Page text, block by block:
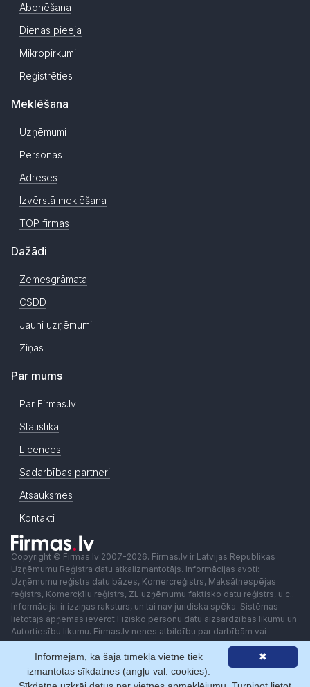
Abonēšana
Dienas pieeja
Mikropirkumi
Reģistrēties
Meklēšana
Uzņēmumi
Personas
Adreses
Izvērstā meklēšana
TOP firmas
Dažādi
Zemesgrāmata
CSDD
Jauni uzņēmumi
Ziņas
Par mums
Par Firmas.lv
Statistika
Licences
Sadarbības partneri
Atsauksmes
Kontakti
Copyright © Firmas.lv 2007-2026. Firmas.lv ir Latvijas Republikas
Uzņēmumu Reģistra datu atkalizmantotājs. Informācijas avoti:
Uzņēmumu reģistra datu bāzes, Komercreģistrs, Maksātnespējas
reģistrs, Komercķīlu reģistrs, ZL uzņēmumu faktisko datu reģistrs, u.c..
Informācijai ir izziņas raksturs, un tai nav juridiska spēka. Sistēmas
lietotājs apņemas ievērot Fizisko personu datu aizsardzības likumu un
Autortiesību likumu. Firmas.lv nenes atbildību par darbībām vai
lēmumiem, kas balstīti uz saņemto pakalpojumu. Lietotājam aizliegts
izmantot jebkādas automatizētas sistēmas vai iekārtas (robotus)
piekļuvei sistēmai bez rakstiskas saskaņošanas ar Firmas.lv. Galvenā
redaktore: Ingūna Pempere.
✖
Informējam, ka šajā tīmekļa vietnē tiek
izmantotas sīkdatnes (angļu val. cookies).